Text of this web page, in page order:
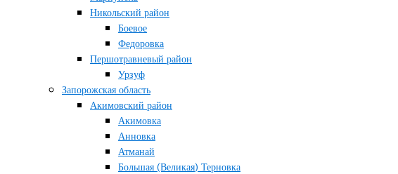
Никольский район
Боевое
Федоровка
Першотравневый район
Урзуф
Запорожская область
Акимовский район
Акимовка
Анновка
Атманай
Большая (Великая) Терновка